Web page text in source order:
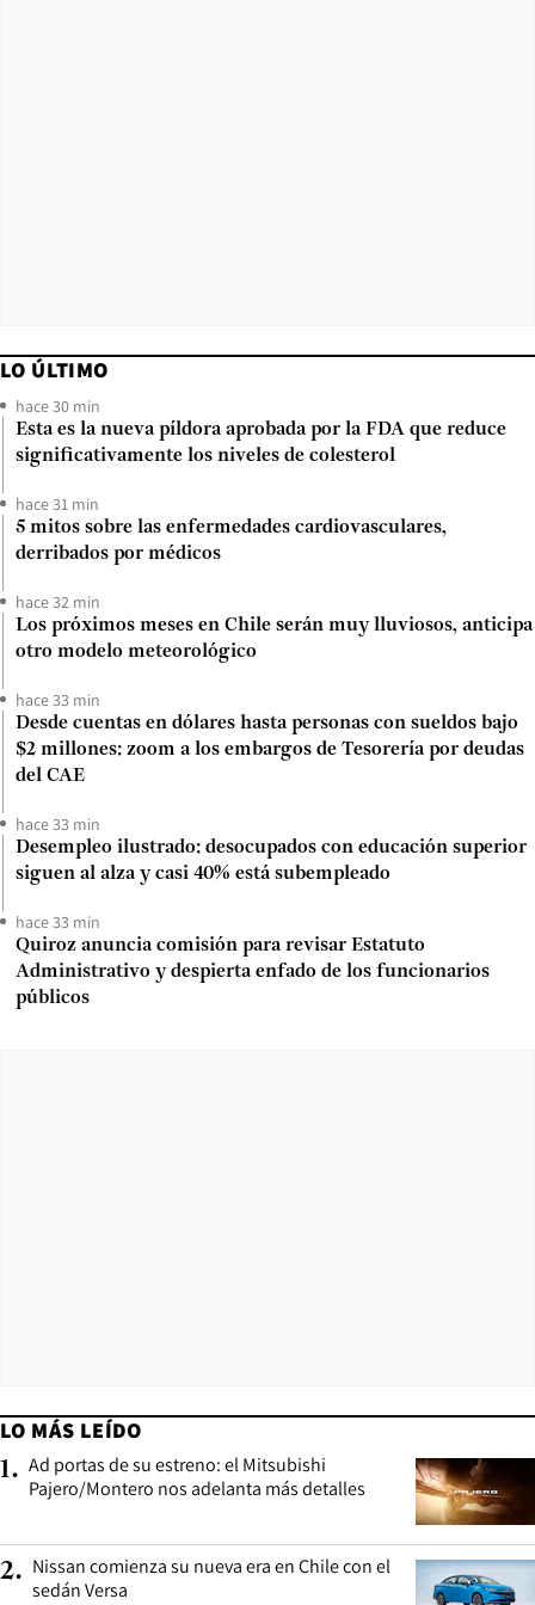
LO ÚLTIMO
hace 30 min
Esta es la nueva píldora aprobada por la FDA que reduce
significativamente los niveles de colesterol
hace 31 min
5 mitos sobre las enfermedades cardiovasculares,
derribados por médicos
hace 32 min
Los próximos meses en Chile serán muy lluviosos, anticipa
otro modelo meteorológico
hace 33 min
Desde cuentas en dólares hasta personas con sueldos bajo
$2 millones: zoom a los embargos de Tesorería por deudas
del CAE
hace 33 min
Desempleo ilustrado: desocupados con educación superior
siguen al alza y casi 40% está subempleado
hace 33 min
Quiroz anuncia comisión para revisar Estatuto
Administrativo y despierta enfado de los funcionarios
públicos
LO MÁS LEÍDO
1. Ad portas de su estreno: el Mitsubishi
Pajero/Montero nos adelanta más detalles
2. Nissan comienza su nueva era en Chile con el
sedán Versa